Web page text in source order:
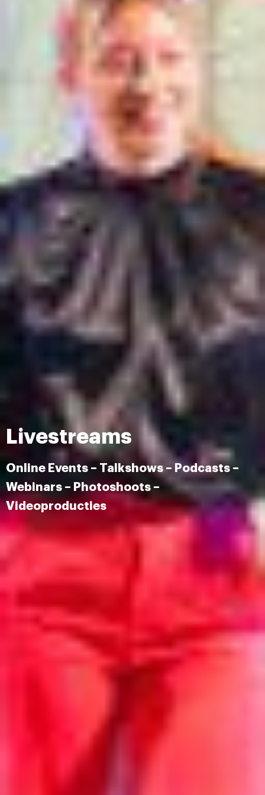
Livestreams
Online Events – Talkshows – Podcasts –
Webinars – Photoshoots –
Videoproducties